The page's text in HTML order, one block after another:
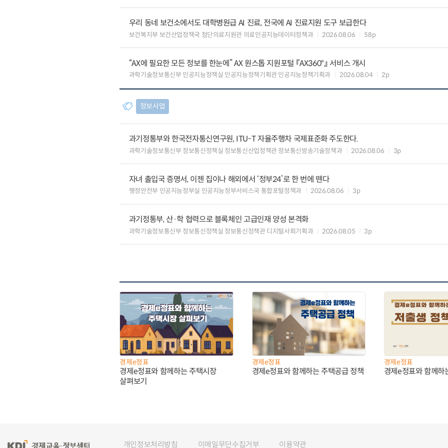
우리 동네 보건소에서도 대학병원급 AI 진료, 전국에 AI 진료지원 도구 보급한다
보건복지부 보건산업정책국 첨단의료지원관 의료인공지능데이터정책과 2026.08.06 58p
“AX에 필요한 모든 정보를 한눈에” AX 원스톱 지원포털 『AX360°』 서비스 개시
과학기술정보통신부 인공지능정책실 인공지능정책기획관 인공지능정책기획과 2026.08.04 2p
정보사업
과기정통부와 한국전자통신연구원, ITU-T 자율주행차 국제표준화 주도한다.
과학기술정보통신부 정보통신정책실 정보통신산업정책관 정보통신방송기술정책과 2026.08.06 3p
자녀 출입국 증명서, 이젠 집이나 해외에서 ‘정부24’로 한 번에 뗀다
행정안전부 인공지능정부실 인공지능정부서비스국 통합포털정책과 2026.08.06 3p
과기정통부, 산·학 협력으로 블록체인 고급인재 양성 본격화
과학기술정보통신부 정보통신정책실 정보통신정책관 디지털사회기획과 2026.08.05 3p
경제e정표
경제e정표와 함께하는 주택시장
살펴보기
경제e정표
경제e정표와 함께하는 주택공급 정책
경제e정표
경제e정표와 함께하
개인정보처리방침 이메일무단수집거부 이용약관